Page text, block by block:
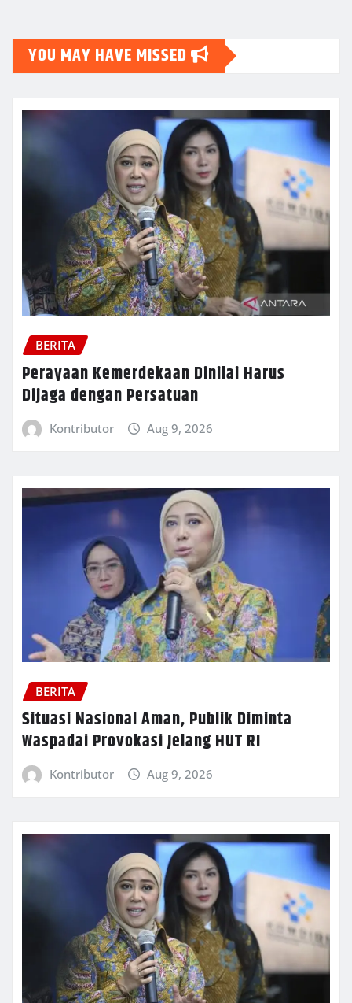
YOU MAY HAVE MISSED
BERITA
Perayaan Kemerdekaan Dinilai Harus
Dijaga dengan Persatuan
Kontributor Aug 9, 2026
BERITA
Situasi Nasional Aman, Publik Diminta
Waspadai Provokasi Jelang HUT RI
Kontributor Aug 9, 2026